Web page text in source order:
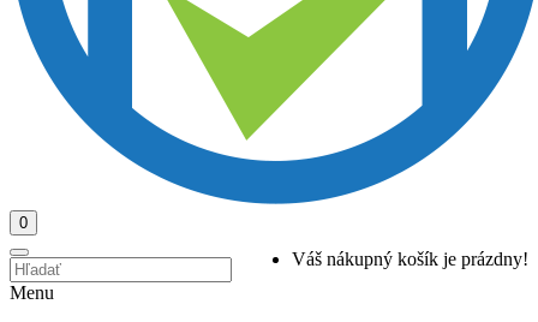
0
Váš nákupný košík je prázdny!
Menu